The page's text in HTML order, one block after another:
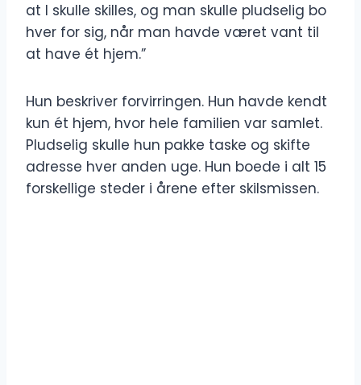
at I skulle skilles, og man skulle pludselig bo
hver for sig, når man havde været vant til
at have ét hjem.”
Hun beskriver forvirringen. Hun havde kendt
kun ét hjem, hvor hele familien var samlet.
Pludselig skulle hun pakke taske og skifte
adresse hver anden uge. Hun boede i alt 15
forskellige steder i årene efter skilsmissen.